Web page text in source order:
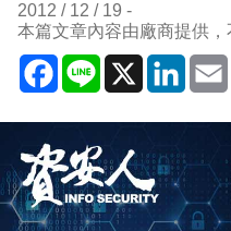
2012 / 12 / 19
本篇文章內容由廠商提供
Facebook
Line X